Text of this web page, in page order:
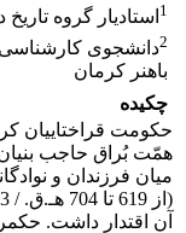
1 استادیار گروه
2دانشجوی کارشناسی
باهنر کرمان
چکیده
همّت بُراق حاجب
آن اقتدار داشت.